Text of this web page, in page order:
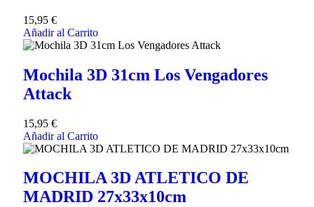
15,95 €
Añadir al Carrito
Mochila 3D 31cm Los Vengadores
Attack
15,95 €
Añadir al Carrito
MOCHILA 3D ATLETICO DE
MADRID 27x33x10cm